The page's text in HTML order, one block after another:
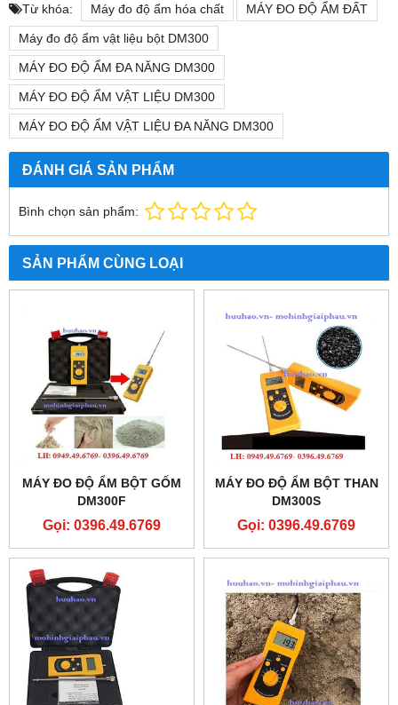
Từ khóa: Máy đo độ ẩm hóa chất MÁY ĐO ĐỘ ẨM ĐẤT
Máy đo độ ẩm vật liệu bột DM300
MÁY ĐO ĐỘ ẨM ĐA NĂNG DM300
MÁY ĐO ĐỘ ẨM VẬT LIỆU DM300
MÁY ĐO ĐỘ ẨM VẬT LIỆU ĐA NĂNG DM300
ĐÁNH GIÁ SẢN PHẨM
Bình chọn sản phẩm:
SẢN PHẨM CÙNG LOẠI
MÁY ĐO ĐỘ ẨM BỘT GỐM
DM300F
Gọi: 0396.49.6769
MÁY ĐO ĐỘ ẨM BỘT THAN
DM300S
Gọi: 0396.49.6769